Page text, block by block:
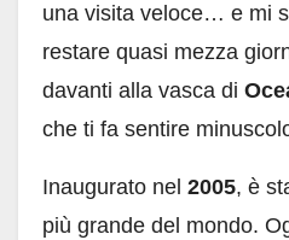
una visita veloce… e mi
restare quasi mezza
davanti alla vasca di
che ti fa sentire
Inaugurato nel 2005, è
più grande del mondo.